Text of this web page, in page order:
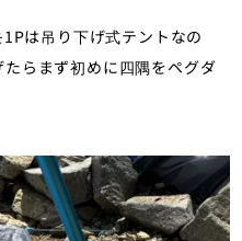
は吊り下げ式テントなの
らまず初めに四隅をペグダ